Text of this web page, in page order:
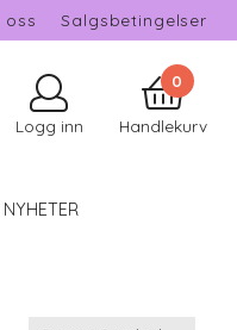
oss Salgsbetingelser
Logg inn
0
Handlekurv
NYHETER